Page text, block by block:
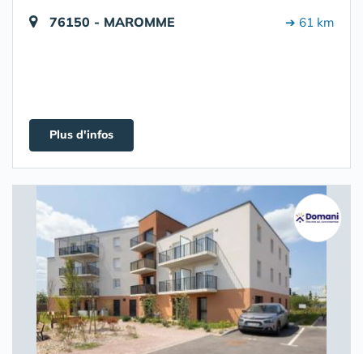
76150 - MAROMME ➔ 61 km
Plus d'infos